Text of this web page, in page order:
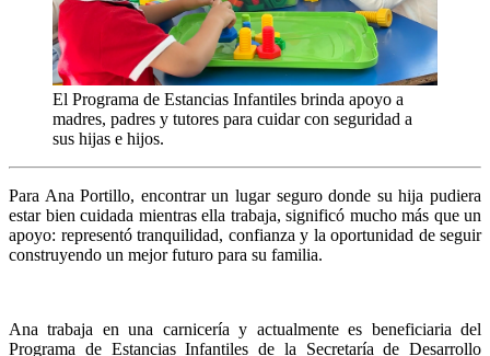
El Programa de Estancias Infantiles brinda apoyo a
madres, padres y tutores para cuidar con seguridad a
sus hijas e hijos.
Para Ana Portillo, encontrar un lugar seguro donde su hija pudiera
estar bien cuidada mientras ella trabaja, significó mucho más que un
apoyo: representó tranquilidad, confianza y la oportunidad de seguir
construyendo un mejor futuro para su familia.
Ana trabaja en una carnicería y actualmente es beneficiaria del
Programa de Estancias Infantiles de la Secretaría de Desarrollo